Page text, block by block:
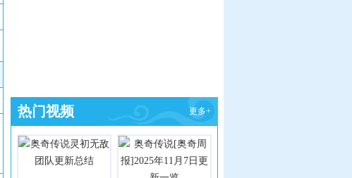
热门视频 更多+